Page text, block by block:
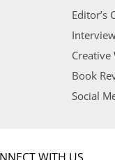
Editor’s
Book
Social